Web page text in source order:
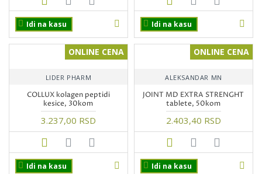
Idi na kasu Idi na kasu
ONLINE CENA
LIDER PHARM
COLLUX kolagen peptidi
kesice, 30kom
3.237,00 RSD
Idi na kasu
ONLINE CENA
ALEKSANDAR MN
JOINT MD EXTRA STRENGHT
tablete, 50kom
2.403,40 RSD
Idi na kasu